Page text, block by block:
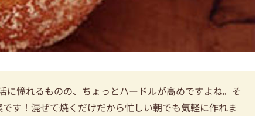
憧れるものの、ちょっとハードルが高めですよね。そ
す！混ぜて焼くだけだから忙しい朝でも気軽に作れま